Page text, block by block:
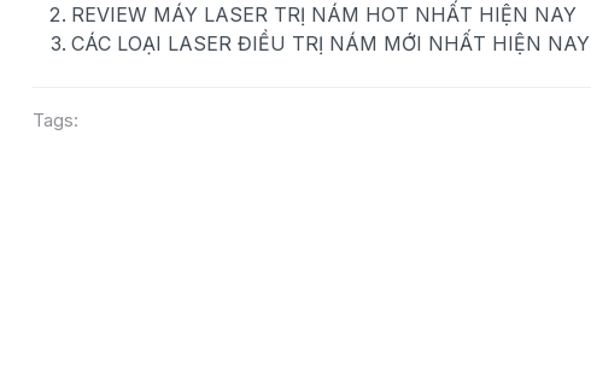
REVIEW MÁY LASER TRỊ NÁM HOT NHẤT HIỆN NAY
CÁC LOẠI LASER ĐIỀU TRỊ NÁM MỚI NHẤT HIỆN NAY
Tags: